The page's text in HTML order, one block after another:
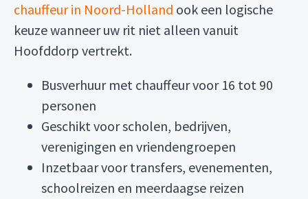
chauffeur in Noord-Holland ook een logische
keuze wanneer uw rit niet alleen vanuit
Hoofddorp vertrekt.
Busverhuur met chauffeur voor 16 tot 90
personen
Geschikt voor scholen, bedrijven,
verenigingen en vriendengroepen
Inzetbaar voor transfers, evenementen,
schoolreizen en meerdaagse reizen